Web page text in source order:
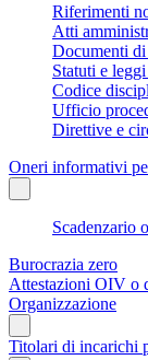
Riferimenti
Atti
Documenti di
Statuti e
Codice
Ufficio
Direttive e
Oneri informativi
Scadenzario
Burocrazia zero
Attestazioni OIV o
Organizzazione
Titolari di incarichi